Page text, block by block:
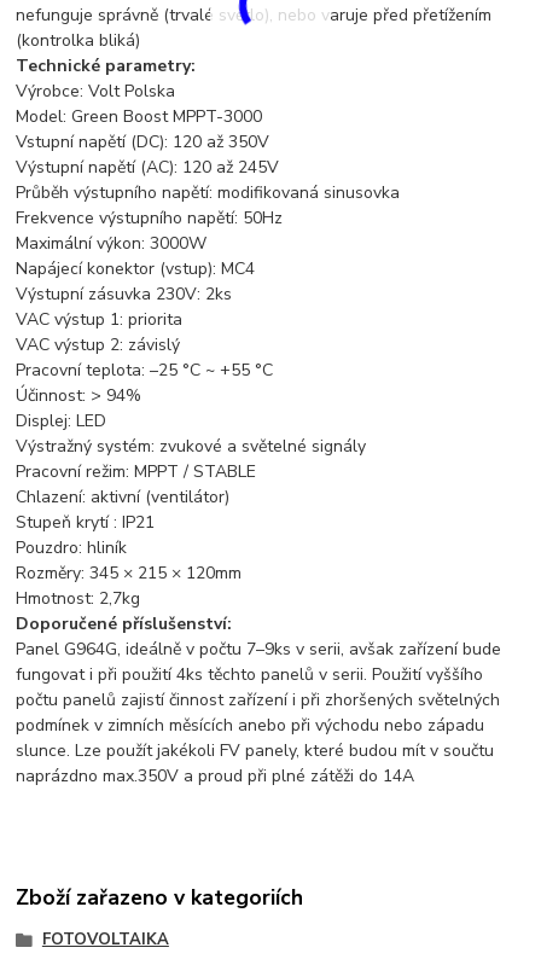
nefunguje správně (trvalé světlo), nebo varuje před přetížením
(kontrolka bliká)
Technické parametry:
Výrobce: Volt Polska
Model: Green Boost MPPT-3000
Vstupní napětí (DC): 120 až 350V
Výstupní napětí (AC): 120 až 245V
Průběh výstupního napětí: modifikovaná sinusovka
Frekvence výstupního napětí: 50Hz
Maximální výkon: 3000W
Napájecí konektor (vstup): MC4
Výstupní zásuvka 230V: 2ks
VAC výstup 1: priorita
VAC výstup 2: závislý
Pracovní teplota: –25 °C ~ +55 °C
Účinnost: > 94%
Displej: LED
Výstražný systém: zvukové a světelné signály
Pracovní režim: MPPT / STABLE
Chlazení: aktivní (ventilátor)
Stupeň krytí : IP21
Pouzdro: hliník
Rozměry: 345 × 215 × 120mm
Hmotnost: 2,7kg
Doporučené příslušenství:
Panel G964G, ideálně v počtu 7–9ks v serii, avšak zařízení bude
fungovat i při použití 4ks těchto panelů v serii. Použití vyššího
počtu panelů zajistí činnost zařízení i při zhoršených světelných
podmínek v zimních měsících anebo při východu nebo západu
slunce. Lze použít jakékoli FV panely, které budou mít v součtu
naprázdno max.350V a proud při plné zátěži do 14A
Zboží zařazeno v kategoriích
FOTOVOLTAIKA